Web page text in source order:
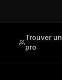
Trouver un
pro